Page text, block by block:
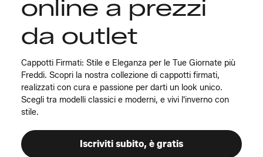
online a prezzi
da outlet
Cappotti Firmati: Stile e Eleganza per le Tue Giornate più
Freddi. Scopri la nostra collezione di cappotti firmati,
realizzati con cura e passione per darti un look unico.
Scegli tra modelli classici e moderni, e vivi l'inverno con
stile.
Iscriviti subito, è gratis